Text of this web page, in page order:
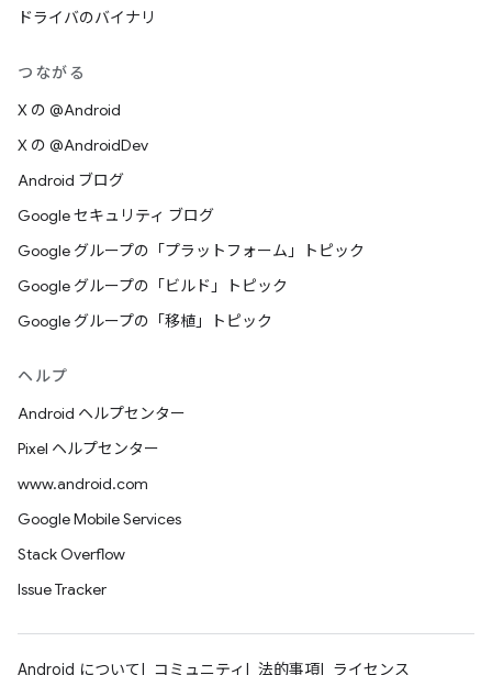
ドライバのバイナリ
つながる
X の @Android
X の @AndroidDev
Android ブログ
Google セキュリティ ブログ
Google グループの「プラットフォーム」トピック
Google グループの「ビルド」トピック
Google グループの「移植」トピック
ヘルプ
Android ヘルプセンター
Pixel ヘルプセンター
www.android.com
Google Mobile Services
Stack Overflow
Issue Tracker
Android について コミュニティ 法的事項 ライセンス